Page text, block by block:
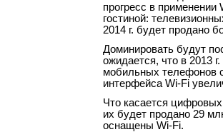
прогресс в
гостиной:
2014 г. будет продано
Доминировать будут
ожидается, что в 2013
мобильных телефонов
интерфейса Wi-Fi
Что касается
их будет продано 29
оснащены Wi-Fi.